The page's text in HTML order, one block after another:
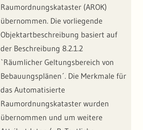
Raumordnungskataster (AROK)
übernommen. Die vorliegende
Objektartbeschreibung basiert auf
der Beschreibung 8.2.1.2
`Räumlicher Geltungsbereich von
Bebauungsplänen´. Die Merkmale für
das Automatisierte
Raumordnungskataster wurden
übernommen und um weitere